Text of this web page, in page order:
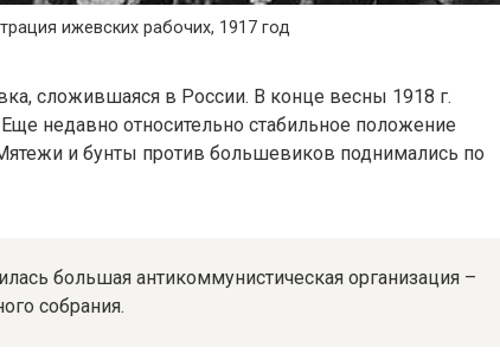
ижевских рабочих, 1917 год
сложившаяся в России. В конце весны 1918 г.
недавно относительно стабильное положение
и бунты против большевиков поднимались по
большая антикоммунистическая организация –
собрания.